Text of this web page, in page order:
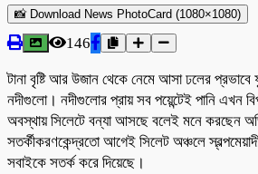
📸 Download News PhotoCard (1080×1080)
146
টানা বৃষ্টি আর উজান থেকে নেমে আসা ঢলের
নদীগুলো। নদীগুলোর প্রায় সব পয়েন্টেই পানি এখন
অবস্থায় সিলেটে বন্যা আসছে বলেই মনে করছেন
সতর্কীকরণকেন্দ্রতো আগেই সিলেট অঞ্চলে
সবাইকে সতর্ক করে দিয়েছে।